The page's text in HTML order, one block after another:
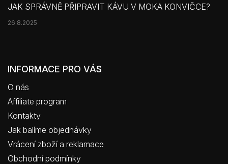
JAK SPRÁVNĚ PŘIPRAVIT KÁVU V MOKA KONVIČCE?
26.8.2025
INFORMACE PRO VÁS
O nás
Affiliate program
Kontakty
Jak balíme objednávky
Vrácení zboží a reklamace
Obchodní podmínky